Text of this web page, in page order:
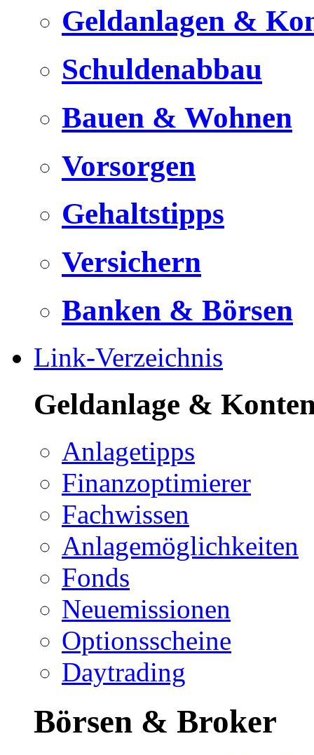
Geldanlagen &
Schuldenabbau
Bauen & Wohnen
Vorsorgen
Gehaltstipps
Versichern
Banken & Börsen
Link-Verzeichnis
Geldanlage &
Anlagetipps
Finanzoptimierer
Fachwissen
Anlagemöglichkeiten
Fonds
Neuemissionen
Optionsscheine
Daytrading
Börsen & Broker